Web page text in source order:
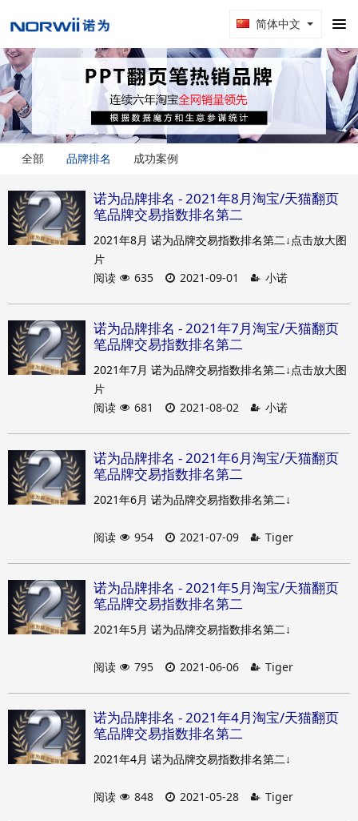
简体中文
全部 品牌排名 成功案例
诺为品牌排名 - 2021年8月淘宝/天猫翻页
笔品牌交易指数排名第二
2021年8月 诺为品牌交易指数排名第二↓点击放大图
片
阅读
635 2021-09-01 小诺
诺为品牌排名 - 2021年7月淘宝/天猫翻页
笔品牌交易指数排名第二
2021年7月 诺为品牌交易指数排名第二↓点击放大图
片
阅读
681 2021-08-02 小诺
诺为品牌排名 - 2021年6月淘宝/天猫翻页
笔品牌交易指数排名第二
2021年6月 诺为品牌交易指数排名第二↓
阅读 954 2021-07-09 Tiger
诺为品牌排名 - 2021年5月淘宝/天猫翻页
笔品牌交易指数排名第二
2021年5月 诺为品牌交易指数排名第二↓
阅读 795 2021-06-06 Tiger
诺为品牌排名 - 2021年4月淘宝/天猫翻页
笔品牌交易指数排名第二
2021年4月 诺为品牌交易指数排名第二↓
阅读 848 2021-05-28 Tiger